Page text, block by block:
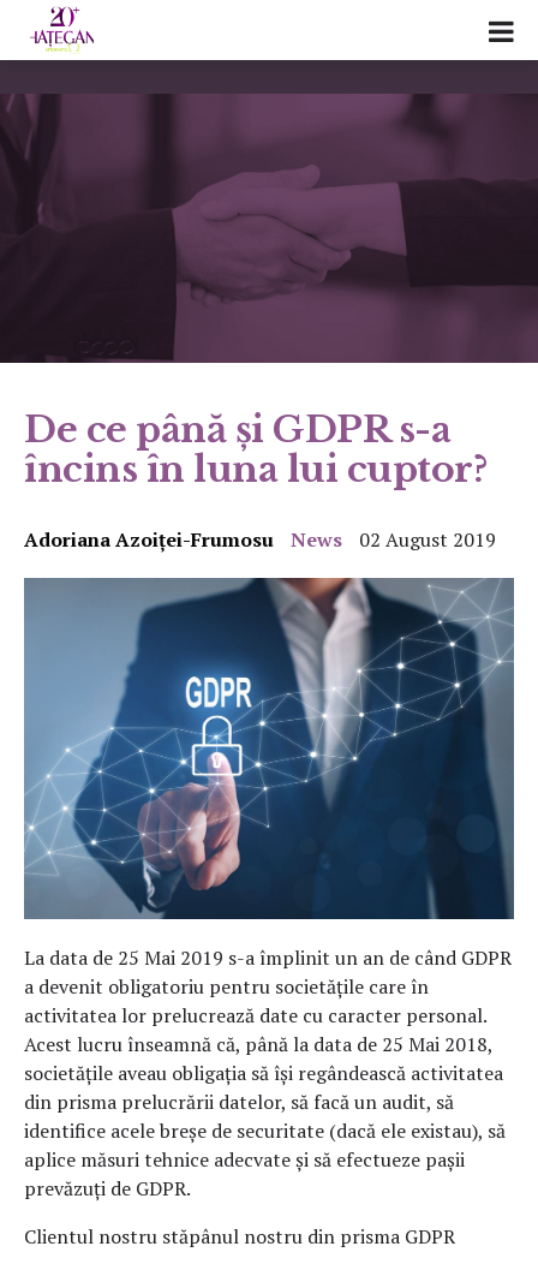
De ce până și GDPR s-a
încins în luna lui cuptor?
Adoriana Azoiței-Frumosu News 02 August 2019
La data de 25 Mai 2019 s-a împlinit un an de când GDPR
a devenit obligatoriu pentru societățile care în
activitatea lor prelucrează date cu caracter personal.
Acest lucru înseamnă că, până la data de 25 Mai 2018,
societățile aveau obligația să își regândească activitatea
din prisma prelucrării datelor, să facă un audit, să
identifice acele breșe de securitate (dacă ele existau), să
aplice măsuri tehnice adecvate și să efectueze pașii
prevăzuți de GDPR.
Clientul nostru stăpânul nostru din prisma GDPR